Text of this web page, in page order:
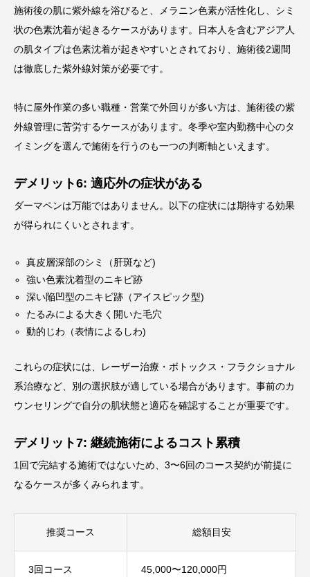
施術後の肌に紫外線を浴びると、メラニン色素が活性化し、シミ
状の色素沈着が起きるケースがあります。日本人を含むアジア人
の肌タイプは色素沈着が起きやすいとされており、施術後2週間
は徹底した紫外線対策が必要です。
特に屋外作業の多い職種・営業で外回りが多い方は、施術後の紫
外線管理に苦労するケースがあります。冬季や室内勤務中心のタ
イミングを選んで施術を行うのも一つの判断軸といえます。
デメリット6: 適応外の症状がある
ダーマペンは万能ではありません。以下の症状には期待する効果
が得られにくいとされます。
真皮層深部のシミ（肝斑など)
強い色素沈着型のニキビ跡
深い陥凹型のニキビ跡（アイスピック型)
たるみによる大きく開いた毛穴
動的じわ（表情によるしわ)
これらの症状には、レーザー治療・ボトックス・フラクショナル
系治療など、別の選択肢が適している場合があります。事前のカ
ウンセリングで自分の肌状態と適応を確認することが重要です。
デメリット7: 継続施術によるコスト累積
1回で完結する施術ではないため、3〜6回のコース契約が前提に
なるケースが多くみられます。
推奨コース 総額目安
3回コース 45,000〜120,000円